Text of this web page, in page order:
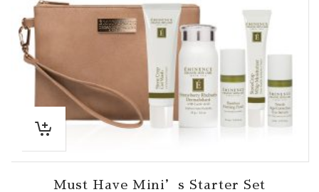
Must Have Mini’s Starter Set